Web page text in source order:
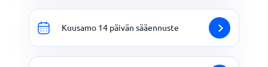
Kuusamo 14 päivän sääennuste